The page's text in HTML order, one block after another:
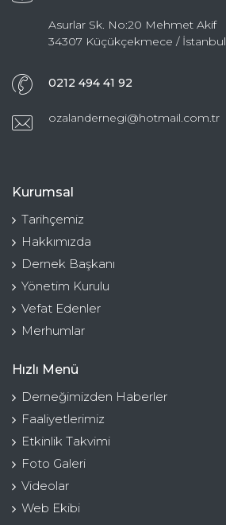
Asurlar Sk. No:20 Mehmet Akif
34307 Küçükçekmece / İstanbul
0212 494 41 92
ozalandernegi@hotmail.com.tr
Kurumsal
Tarihçemiz
Hakkımızda
Dernek Başkanı
Yönetim Kurulu
Vefat Edenler
Merhumlar
Hızlı Menü
Derneğimizden Haberler
Faaliyetlerimiz
Etkinlik Takvimi
Foto Galeri
Videolar
Web Ekibi